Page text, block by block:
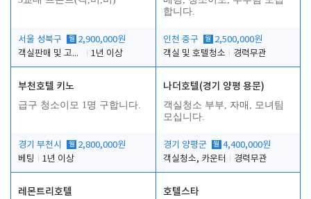
서울 성북구 월 2,900,000원
객실판매 및 고객응대
1년 이상
합니다.
인천 중구 월 2,500,000원
객실 및 호텔청소
경력무관
부천호텔 키노
급구 청소이모 1명 구합니다.
경기 부천시 월 2,800,000원
베팅
1년 이상
나더호텔(경기 양평 용문)
객실청소 부부, 자매, 모녀팀
모십니다.
경기 양평군 월 4,400,000원
객실청소, 카운터
경력무관
레몬트리호텔 호텔스타